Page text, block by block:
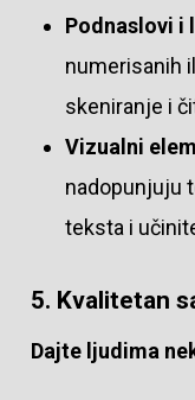
Podnaslovi i
numerisanih
skeniranje i
Vizualni
nadopunjuju
teksta i
5. Kvalitetan
Dajte ljudima